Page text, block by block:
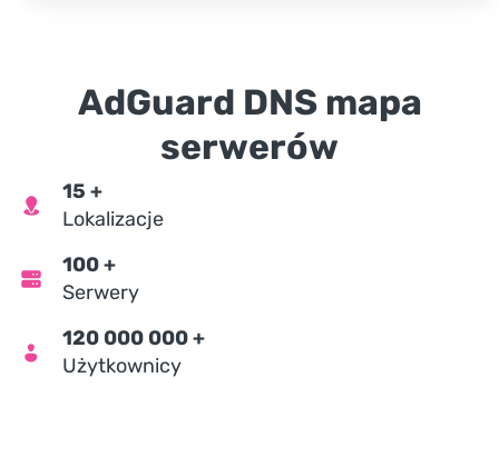
AdGuard DNS mapa
serwerów
15 +
Lokalizacje
100+
Serwery
120 000 000+
Użytkownicy